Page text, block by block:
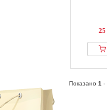
25
Показано 1 -